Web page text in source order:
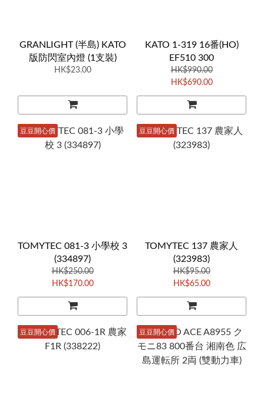
GRANLIGHT (半島) KATO
版防閃室內燈 (1支裝)
HK$23.00
KATO 1-319 16番(HO)
EF510 300
HK$990.00
HK$690.00
豆豆開心價
TOMYTEC 081-3 小學校 3
(334897)
HK$250.00
HK$170.00
豆豆開心價
TOMYTEC 137 農家人
(323983)
HK$95.00
HK$65.00
豆豆開心價 豆豆開心價